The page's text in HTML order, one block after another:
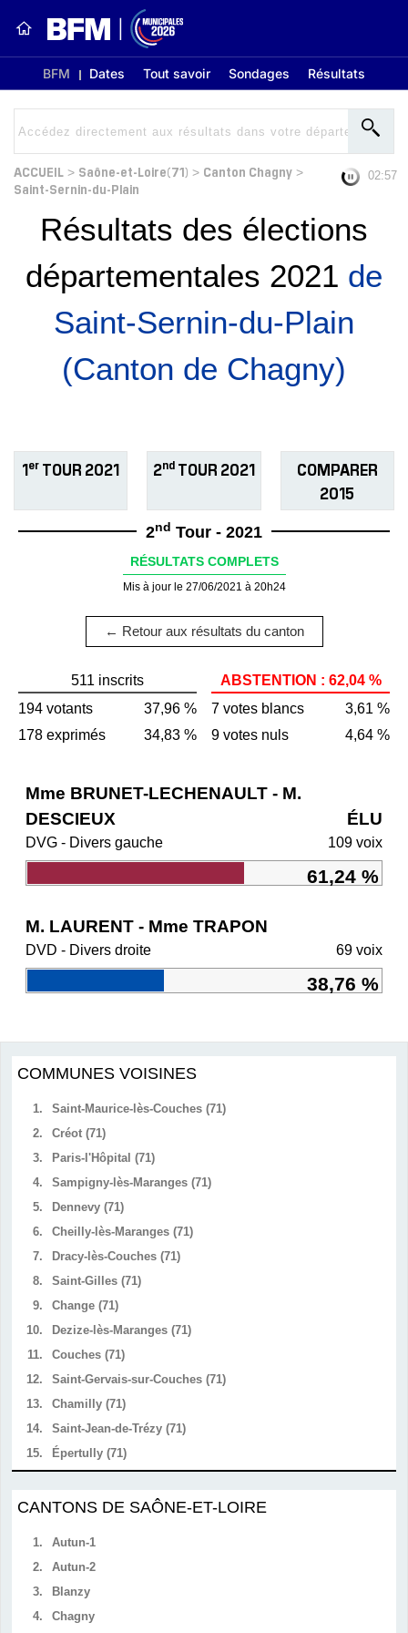
BFM Dates Tout savoir Sondages Résultats
ACCUEIL > Saône-et-Loire(71) > Canton Chagny >
Saint-Sernin-du-Plain
02:56
Résultats des élections
départementales 2021 de
Saint-Sernin-du-Plain
(Canton de Chagny)
1er TOUR 2021 2ndTOUR 2021
COMPARER
2015
2nd Tour - 2021
RÉSULTATS COMPLETS
Mis à jour le 27/06/2021 à 20h24
← Retour aux résultats du canton
511 inscrits
194 votants
37,96 %
178 exprimés
34,83 %
ABSTENTION : 62,04 %
7 votes blancs
3,61 %
9 votes nuls
4,64 %
Mme BRUNET-LECHENAULT - M.
DESCIEUX
ÉLU
DVG - Divers gauche 109 voix
61,24 %
M. LAURENT - Mme TRAPON
DVD - Divers droite 69 voix
38,76 %
COMMUNES VOISINES
1.
Saint-Maurice-lès-Couches (71)
2.
Créot (71)
3.
Paris-l'Hôpital (71)
4.
Sampigny-lès-Maranges (71)
5.
Dennevy (71)
6.
Cheilly-lès-Maranges (71)
7.
Dracy-lès-Couches (71)
8.
Saint-Gilles (71)
9.
Change (71)
10.
Dezize-lès-Maranges (71)
11.
Couches (71)
12.
Saint-Gervais-sur-Couches (71)
13.
Chamilly (71)
14.
Saint-Jean-de-Trézy (71)
15.
Épertully (71)
CANTONS DE SAÔNE-ET-LOIRE
1.
Autun-1
2.
Autun-2
3.
Blanzy
4.
Chagny